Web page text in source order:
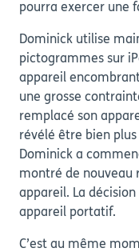
pourra exercer une
Dominick utilise
pictogrammes sur
appareil
une grosse
remplacé son
révélé être bien plus
Dominick a
montré de nouveau
appareil. La décision
appareil portatif.
C’est au même